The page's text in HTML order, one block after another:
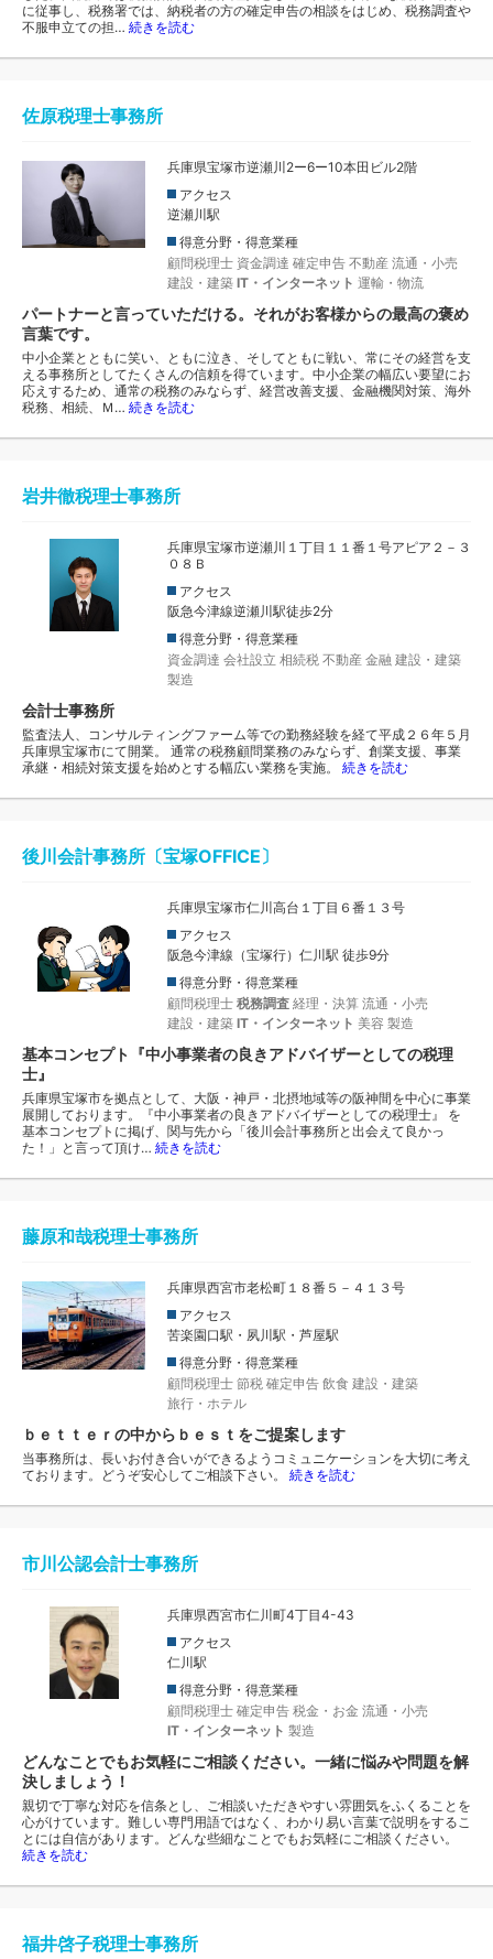
に従事し、税務署では、納税者の方の確定申告の相談をはじめ、税務調査や
不服申立ての担… 続きを読む
佐原税理士事務所
兵庫県宝塚市逆瀬川2ー6ー10本田ビル2階
アクセス
逆瀬川駅
得意分野・得意業種
顧問税理士 資金調達 確定申告 不動産 流通・小売
建設・建築 IT・インターネット 運輸・物流
パートナーと言っていただける。それがお客様からの最高の褒め
言葉です。
中小企業とともに笑い、ともに泣き、そしてともに戦い、常にその経営を支
える事務所としてたくさんの信頼を得ています。中小企業の幅広い要望にお
応えするため、通常の税務のみならず、経営改善支援、金融機関対策、海外
税務、相続、Ｍ… 続きを読む
岩井徹税理士事務所
兵庫県宝塚市逆瀬川１丁目１１番１号アピア２－３
０８Ｂ
アクセス
阪急今津線逆瀬川駅徒歩2分
得意分野・得意業種
資金調達 会社設立 相続税 不動産 金融 建設・建築
製造
会計士事務所
監査法人、コンサルティングファーム等での勤務経験を経て平成２６年５月
兵庫県宝塚市にて開業。 通常の税務顧問業務のみならず、創業支援、事業
承継・相続対策支援を始めとする幅広い業務を実施。 続きを読む
後川会計事務所〔宝塚OFFICE〕
兵庫県宝塚市仁川高台１丁目６番１３号
アクセス
阪急今津線（宝塚行）仁川駅 徒歩9分
得意分野・得意業種
顧問税理士 税務調査 経理・決算 流通・小売
建設・建築 IT・インターネット 美容 製造
基本コンセプト『中小事業者の良きアドバイザーとしての税理
士』
兵庫県宝塚市を拠点として、大阪・神戸・北摂地域等の阪神間を中心に事業
展開しております。『中小事業者の良きアドバイザーとしての税理士』 を
基本コンセプトに掲げ、関与先から「後川会計事務所と出会えて良かっ
た！」と言って頂け… 続きを読む
藤原和哉税理士事務所
兵庫県西宮市老松町１８番５－４１３号
アクセス
苦楽園口駅・夙川駅・芦屋駅
得意分野・得意業種
顧問税理士 節税 確定申告 飲食 建設・建築
旅行・ホテル
ｂｅｔｔｅｒの中からｂｅｓｔをご提案します
当事務所は、長いお付き合いができるようコミュニケーションを大切に考え
ております。どうぞ安心してご相談下さい。 続きを読む
市川公認会計士事務所
兵庫県西宮市仁川町4丁目4-43
アクセス
仁川駅
得意分野・得意業種
顧問税理士 確定申告 税金・お金 流通・小売
IT・インターネット 製造
どんなことでもお気軽にご相談ください。一緒に悩みや問題を解
決しましょう！
親切で丁寧な対応を信条とし、ご相談いただきやすい雰囲気をふくることを
心がけています。難しい専門用語ではなく、わかり易い言葉で説明をするこ
とには自信があります。どんな些細なことでもお気軽にご相談ください。
続きを読む
福井啓子税理士事務所